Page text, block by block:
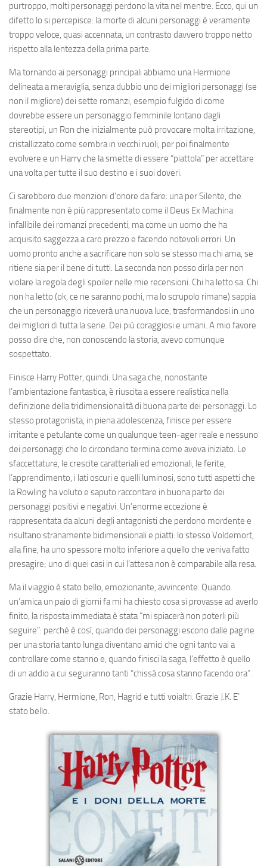
purtroppo, molti personaggi perdono la vita nel mentre. Ecco, qui un
difetto lo si percepisce: la morte di alcuni personaggi è veramente
troppo veloce, quasi accennata, un contrasto davvero troppo netto
rispetto alla lentezza della prima parte.
Ma tornando ai personaggi principali abbiamo una Hermione
delineata a meraviglia, senza dubbio uno dei migliori personaggi (se
non il migliore) dei sette romanzi, esempio fulgido di come
dovrebbe essere un personaggio femminile lontano dagli
stereotipi, un Ron che inizialmente può provocare molta irritazione,
cristallizzato come sembra in vecchi ruoli, per poi finalmente
evolvere e un Harry che la smette di essere “piattola” per accettare
una volta per tutte il suo destino e i suoi doveri.
Ci sarebbero due menzioni d’onore da fare: una per Silente, che
finalmente non è più rappresentato come il Deus Ex Machina
infallibile dei romanzi precedenti, ma come un uomo che ha
acquisito saggezza a caro prezzo e facendo notevoli errori. Un
uomo pronto anche a sacrificare non solo se stesso ma chi ama, se
ritiene sia per il bene di tutti. La seconda non posso dirla per non
violare la regola degli spoiler nelle mie recensioni. Chi ha letto sa. Chi
non ha letto (ok, ce ne saranno pochi, ma lo scrupolo rimane) sappia
che un personaggio riceverà una nuova luce, trasformandosi in uno
dei migliori di tutta la serie. Dei più coraggiosi e umani. A mio favore
posso dire che, non conoscendo la storia, avevo comunque
sospettato.
Finisce Harry Potter, quindi. Una saga che, nonostante
l’ambientazione fantastica, è riuscita a essere realistica nella
definizione della tridimensionalità di buona parte dei personaggi. Lo
stesso protagonista, in piena adolescenza, finisce per essere
irritante e petulante come un qualunque teen-ager reale e nessuno
dei personaggi che lo circondano termina come aveva iniziato. Le
sfaccettature, le crescite caratteriali ed emozionali, le ferite,
l’apprendimento, i lati oscuri e quelli luminosi, sono tutti aspetti che
la Rowling ha voluto e saputo raccontare in buona parte dei
personaggi positivi e negativi. Un’enorme eccezione è
rappresentata da alcuni degli antagonisti che perdono mordente e
risultano stranamente bidimensionali e piatti: lo stesso Voldemort,
alla fine, ha uno spessore molto inferiore a quello che veniva fatto
presagire; uno di quei casi in cui l’attesa non è comparabile alla resa.
Ma il viaggio è stato bello, emozionante, avvincente. Quando
un’amica un paio di giorni fa mi ha chiesto cosa si provasse ad averlo
finito, la risposta immediata è stata “mi spiacerà non poterli più
seguire”: perché è così, quando dei personaggi escono dalle pagine
per una storia tanto lunga diventano amici che ogni tanto vai a
controllare come stanno e, quando finisci la saga, l’effetto è quello
di un addio a cui seguiranno tanti “chissà cosa stanno facendo ora”.
Grazie Harry, Hermione, Ron, Hagrid e tutti voialtri. Grazie J.K. E’
stato bello.